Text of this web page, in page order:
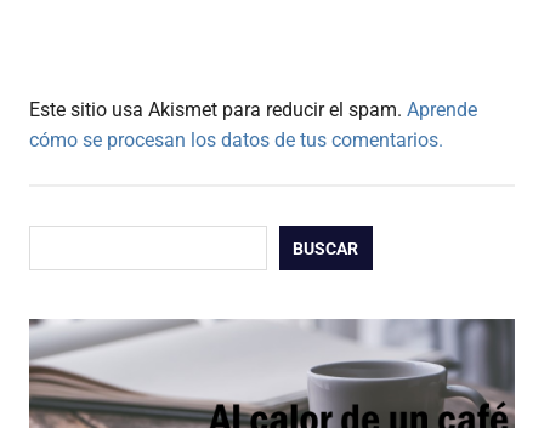
Este sitio usa Akismet para reducir el spam. Aprende
cómo se procesan los datos de tus comentarios.
BUSCAR